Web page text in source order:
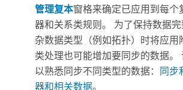
管理复本窗格来确定已应用到每个
器和关系类规则。 为了保持数据
杂数据类型（例如拓扑）时将应用
类处理也可能增加要同步的数据。
以熟悉同步不同类型的数据： 同步
器和相关数据。